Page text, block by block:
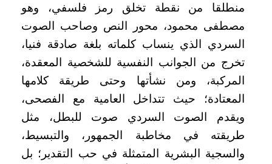
منطلقا من نقطة تخلق رمز فلسفي، وهو
مصطفى محمود، محور النص وصاحب الصوت
السردي الذي ينساب كلماته بلغة صادقة فنيا،
تخرج من الجوانب النفسية للشخصية المعقدة،
المركبة، ومن نشأتها وحتى طريقة كلامها
المعتادة؛ حيث تتداخل العامية مع الفصحى،
ويقدم الصوت السردي صوت للبطل، مثل
طريقته في مخاطبة الجمهور، والتبسيط،
والسجية البشرية المتمثلة في حب التقدير؛ بل